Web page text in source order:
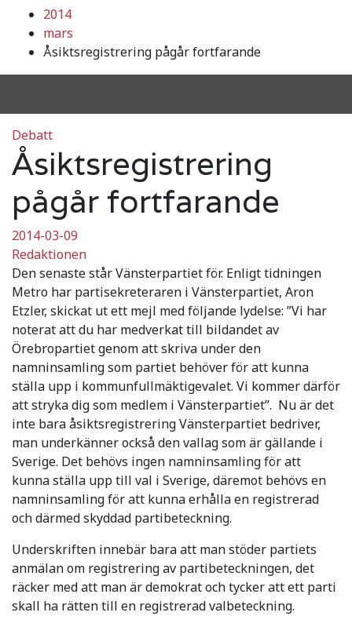
2014
mars
Åsiktsregistrering pågår fortfarande
Debatt
Åsiktsregistrering
pågår fortfarande
2014-03-09
Redaktionen
Den senaste står Vänsterpartiet för. Enligt tidningen
Metro har partisekreteraren i Vänsterpartiet, Aron
Etzler, skickat ut ett mejl med följande lydelse: ”Vi har
noterat att du har medverkat till bildandet av
Örebropartiet genom att skriva under den
namninsamling som partiet behöver för att kunna
ställa upp i kommunfullmäktigevalet. Vi kommer därför
att stryka dig som medlem i Vänsterpartiet”. Nu är det
inte bara åsiktsregistrering Vänsterpartiet bedriver,
man underkänner också den vallag som är gällande i
Sverige. Det behövs ingen namninsamling för att
kunna ställa upp till val i Sverige, däremot behövs en
namninsamling för att kunna erhålla en registrerad
och därmed skyddad partibeteckning.
Underskriften innebär bara att man stöder partiets
anmälan om registrering av partibeteckningen, det
räcker med att man är demokrat och tycker att ett parti
skall ha rätten till en registrerad valbeteckning.